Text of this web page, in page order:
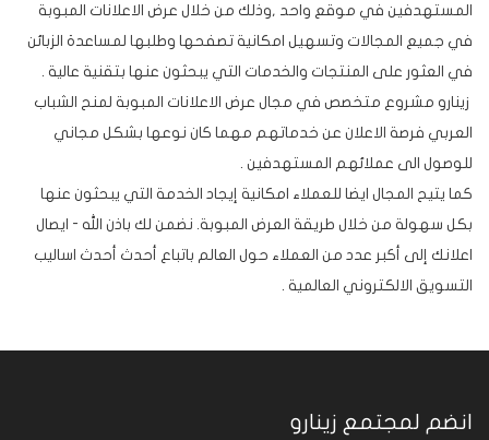
المستهدفين في موقع واحد ,وذلك من خلال عرض الاعلانات المبوبة
في جميع المجالات وتسهيل امكانية تصفحها وطلبها لمساعدة الزبائن
في العثور على المنتجات والخدمات التي يبحثون عنها بتقنية عالية .
زينارو مشروع متخصص في مجال عرض الاعلانات المبوبة لمنح الشباب
العربي فرصة الاعلان عن خدماتهم مهما كان نوعها بشكل مجاني
للوصول الى عملائهم المستهدفين .
كما يتيح المجال ايضا للعملاء امكانية إيجاد الخدمة التي يبحثون عنها
بكل سهولة من خلال طريقة العرض المبوبة. نضمن لك باذن الله - ايصال
اعلانك إلى أكبر عدد من العملاء حول العالم باتباع أحدث أحدث اساليب
التسويق الالكتروني العالمية .
انضم لمجتمع زينارو